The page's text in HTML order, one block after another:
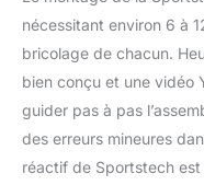
nécessitant environ 6 à
bricolage de chacun.
bien conçu et une vidéo
guider pas à pas
des erreurs mineures
réactif de Sportstech